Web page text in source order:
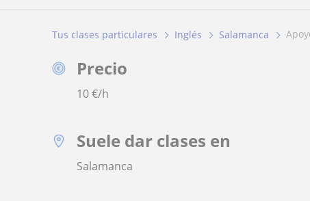
Tus clases particulares Inglés Salamanca
Precio
10€/h
Suele dar clases en
Salamanca